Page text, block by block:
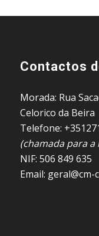
Contactos
Morada: Rua
Celorico da Beira
Telefone:
(chamada para a
NIF: 506 849 635
Email: